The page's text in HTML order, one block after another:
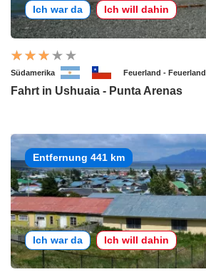
Ich war da Ich will dahin
Südamerika Feuerland - Feuerland
Fahrt in Ushuaia - Punta Arenas
Entfernung 441 km
Ich war da Ich will dahin